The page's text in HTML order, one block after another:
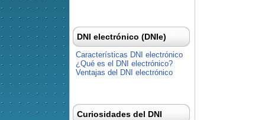
DNI electrónico (DNIe)
Características DNI electrónico
¿Qué es el DNI electrónico?
Ventajas del DNI electrónico
Curiosidades del DNI